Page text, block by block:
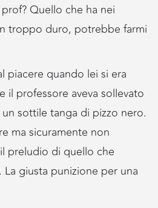
Quello che ha nei
troppo duro, potrebbe farmi
piacere quando lei si era
il professore aveva sollevato
sottile tanga di pizzo nero.
ma sicuramente non
preludio di quello che
giusta punizione per una